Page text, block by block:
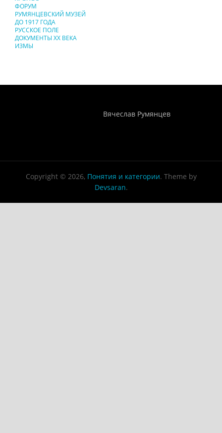
ФОРУМ
РУМЯНЦЕВСКИЙ МУЗЕЙ
ДО 1917 ГОДА
РУССКОЕ ПОЛЕ
ДОКУМЕНТЫ XX ВЕКА
ИЗМЫ
Вячеслав Румянцев
Copyright © 2026, Понятия и категории. Theme by
Devsaran.